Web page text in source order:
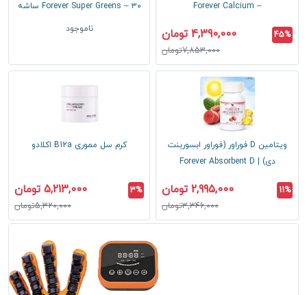
– Forever Calcium
45% 4,390,000 تومان
7,853,000تومان
Forever Super Greens – ۳۰ ساشه
ناموجود
ویتامین D فوراور (فوراور ابسوربنت
دی) | Forever Absorbent D
11% 2,995,000 تومان
3,346,000تومان
کرم سل مموری B12a اکلادو
3% 5,213,000 تومان
5,320,000تومان